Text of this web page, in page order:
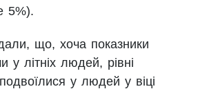
5%).
що, хоча показники
у літніх людей, рівні
у людей у віці